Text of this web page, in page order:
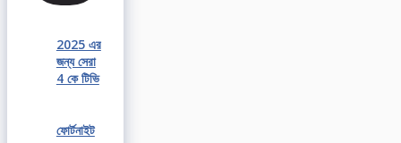
2025 এর
জন্য সেরা
4 কে টিভি
ফোর্টনাইট